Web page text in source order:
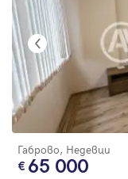
Габрово, Недевци
65 000